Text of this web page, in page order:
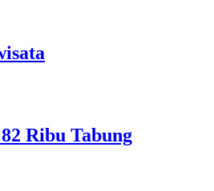
Ribu Tabung